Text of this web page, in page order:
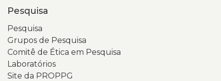
Pesquisa
Pesquisa
Grupos de Pesquisa
Comitê de Ética em Pesquisa
Laboratórios
Site da PROPPG